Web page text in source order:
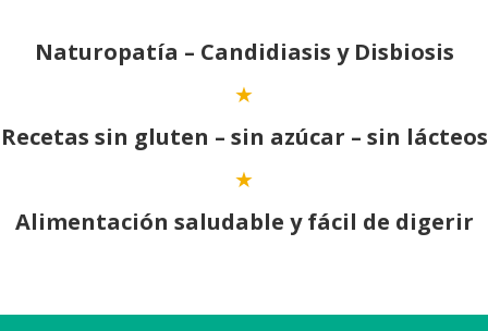
contenido
Naturopatía – Candidiasis y Disbiosis
Recetas sin gluten – sin azúcar – sin lácteos
Alimentación saludable y fácil de digerir